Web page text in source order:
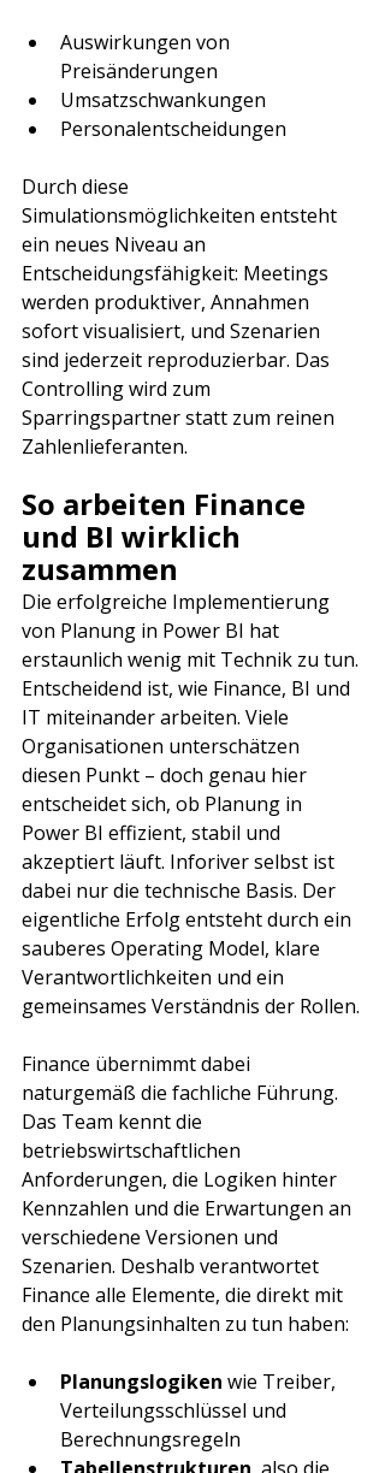
Auswirkungen von
Preisänderungen
Umsatzschwankungen
Personalentscheidungen
Durch diese
Simulationsmöglichkeiten entsteht
ein neues Niveau an
Entscheidungsfähigkeit: Meetings
werden produktiver, Annahmen
sofort visualisiert, und Szenarien
sind jederzeit reproduzierbar. Das
Controlling wird zum
Sparringspartner statt zum reinen
Zahlenlieferanten.
So arbeiten Finance
und BI wirklich
zusammen
Die erfolgreiche Implementierung
von Planung in Power BI hat
erstaunlich wenig mit Technik zu tun.
Entscheidend ist, wie Finance, BI und
IT miteinander arbeiten. Viele
Organisationen unterschätzen
diesen Punkt – doch genau hier
entscheidet sich, ob Planung in
Power BI effizient, stabil und
akzeptiert läuft. Inforiver selbst ist
dabei nur die technische Basis. Der
eigentliche Erfolg entsteht durch ein
sauberes Operating Model, klare
Verantwortlichkeiten und ein
gemeinsames Verständnis der Rollen.
Finance übernimmt dabei
naturgemäß die fachliche Führung.
Das Team kennt die
betriebswirtschaftlichen
Anforderungen, die Logiken hinter
Kennzahlen und die Erwartungen an
verschiedene Versionen und
Szenarien. Deshalb verantwortet
Finance alle Elemente, die direkt mit
den Planungsinhalten zu tun haben:
Planungslogiken wie Treiber,
Verteilungsschlüssel und
Berechnungsregeln